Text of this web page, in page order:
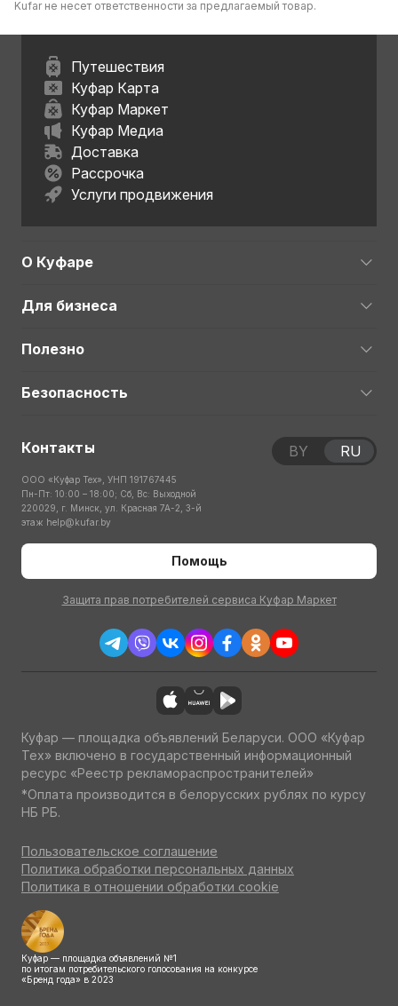
Kufar не несет ответственности за предлагаемый товар.
Путешествия
Куфар Карта
Куфар Маркет
Куфар Медиа
Доставка
Рассрочка
Услуги продвижения
О Куфаре
Для бизнеса
Полезно
Безопасность
Контакты
ООО «Куфар Тех», УНП 191767445
Пн-Пт: 10:00 – 18:00; Сб, Вс: Выходной
220029, г. Минск, ул. Красная 7А-2, 3-й
этаж help@kufar.by
Помощь
Защита прав потребителей сервиса Куфар Маркет
BY RU
Куфар — площадка объявлений Беларуси. ООО «Куфар
Тех» включено в государственный информационный
ресурс «Реестр рекламораспространителей»
*Оплата производится в белорусских рублях по курсу
НБ РБ.
Пользовательское соглашение
Политика обработки персональных данных
Политика в отношении обработки cookie
Куфар — площадка объявлений №1
по итогам потребительского голосования на конкурсе
«Бренд года» в 2023